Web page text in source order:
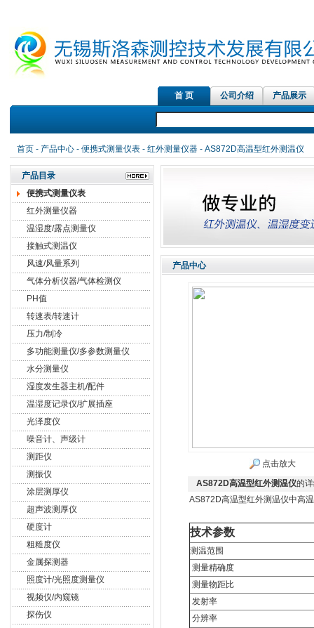
首 页 公司介绍 产品展示
首页- 产品中心- 便携式测量仪表- 红外测量仪器- AS872D高温型红外测温仪
产品目录
便携式测量仪表
红外测量仪器
温湿度/露点测量仪
接触式测温仪
风速/风量系列
气体分析仪器/气体检测仪
PH值
转速表/转速计
压力/制冷
多功能测量仪/多参数测量仪
水分测量仪
湿度发生器主机/配件
温湿度记录仪/扩展插座
光泽度仪
噪音计、声级计
测距仪
测振仪
涂层测厚仪
超声波测厚仪
硬度计
粗糙度仪
金属探测器
照度计/光照度测量仪
视频仪/内窥镜
探伤仪
产品中心
点击放大
AS872D高温型红外测温仪的
AS872D高温型红外测温仪中高
技术参数
测温范围
测量精确度
测量物距比
发射率
分辨率